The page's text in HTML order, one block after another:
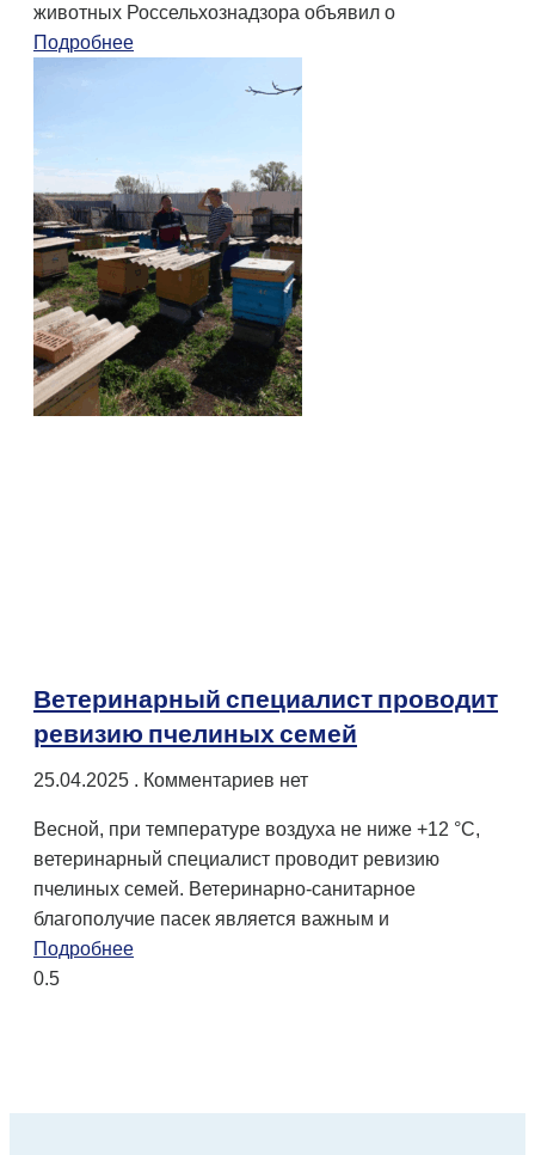
животных Россельхознадзора объявил о
Подробнее
Ветеринарный специалист проводит
ревизию пчелиных семей
25.04.2025 Комментариев нет
Весной, при температуре воздуха не ниже +12 °С,
ветеринарный специалист проводит ревизию
пчелиных семей. Ветеринарно-санитарное
благополучие пасек является важным и
Подробнее